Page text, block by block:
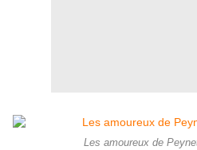
Les amoureux de